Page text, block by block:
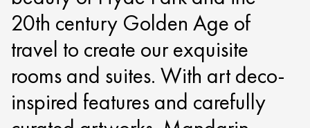
20th century Golden Age of
travel to create our exquisite
rooms and suites. With art deco-
inspired features and carefully